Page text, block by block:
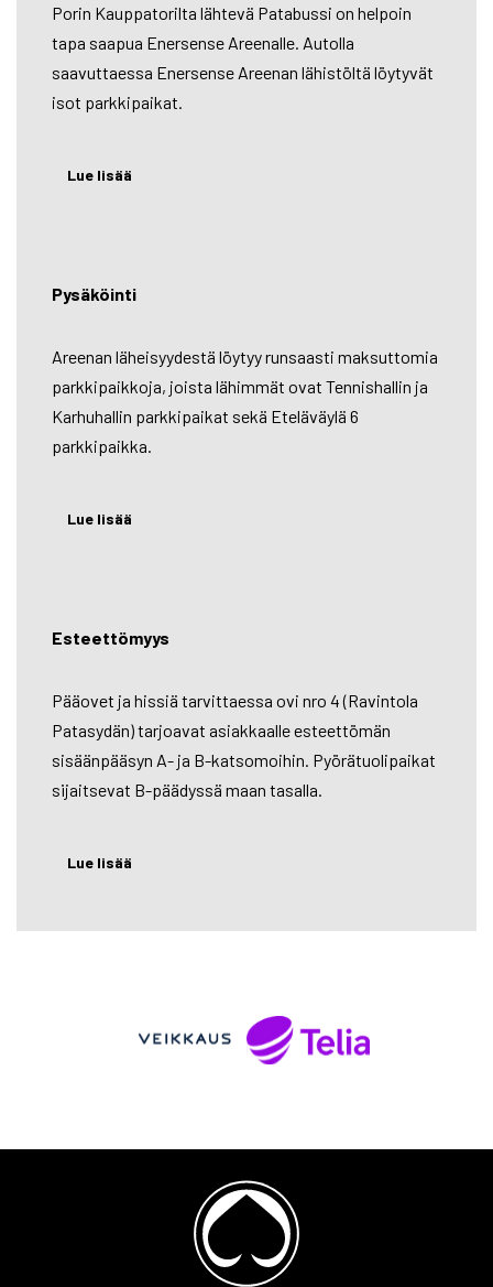
Porin Kauppatorilta lähtevä Patabussi on helpoin
tapa saapua Enersense Areenalle. Autolla
saavuttaessa Enersense Areenan lähistöltä löytyvät
isot parkkipaikat.
Lue lisää
Pysäköinti
Areenan läheisyydestä löytyy runsaasti maksuttomia
parkkipaikkoja, joista lähimmät ovat Tennishallin ja
Karhuhallin parkkipaikat sekä Eteläväylä 6
parkkipaikka.
Lue lisää
Esteettömyys
Pääovet ja hissiä tarvittaessa ovi nro 4 (Ravintola
Patasydän) tarjoavat asiakkaalle esteettömän
sisäänpääsyn A- ja B-katsomoihin. Pyörätuolipaikat
sijaitsevat B-päädyssä maan tasalla.
Lue lisää